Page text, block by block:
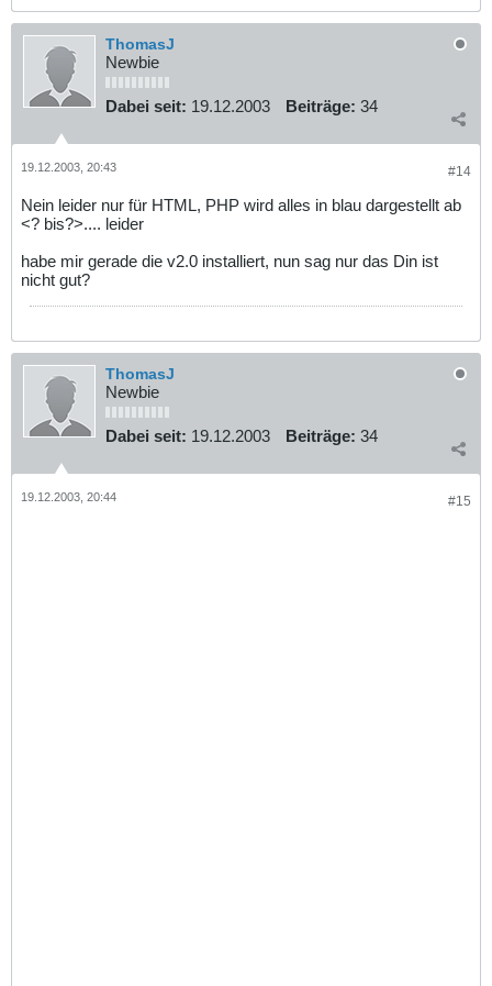
ThomasJ
Newbie
Dabei seit: 19.12.2003 Beiträge: 34
#14
19.12.2003, 20:43
Nein leider nur für HTML, PHP wird alles in blau dargestellt ab
<? bis?>.... leider
habe mir gerade die v2.0 installiert, nun sag nur das Din ist
nicht gut?
ThomasJ
Newbie
Dabei seit: 19.12.2003 Beiträge: 34
#15
19.12.2003, 20:44